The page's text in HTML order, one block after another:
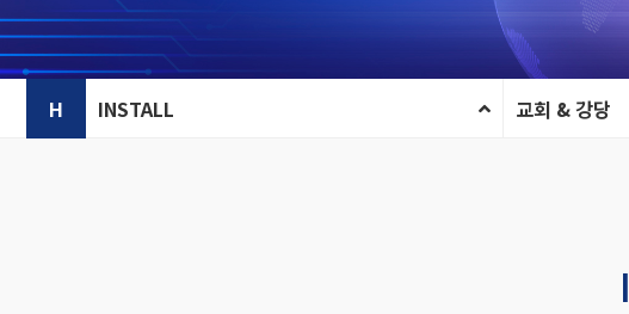
H INSTALL 교회 & 강당